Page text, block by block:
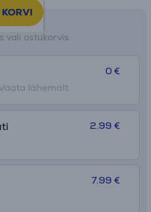
vali ostukorvis
0 €
lähemalt
2.99 €
7.99 €